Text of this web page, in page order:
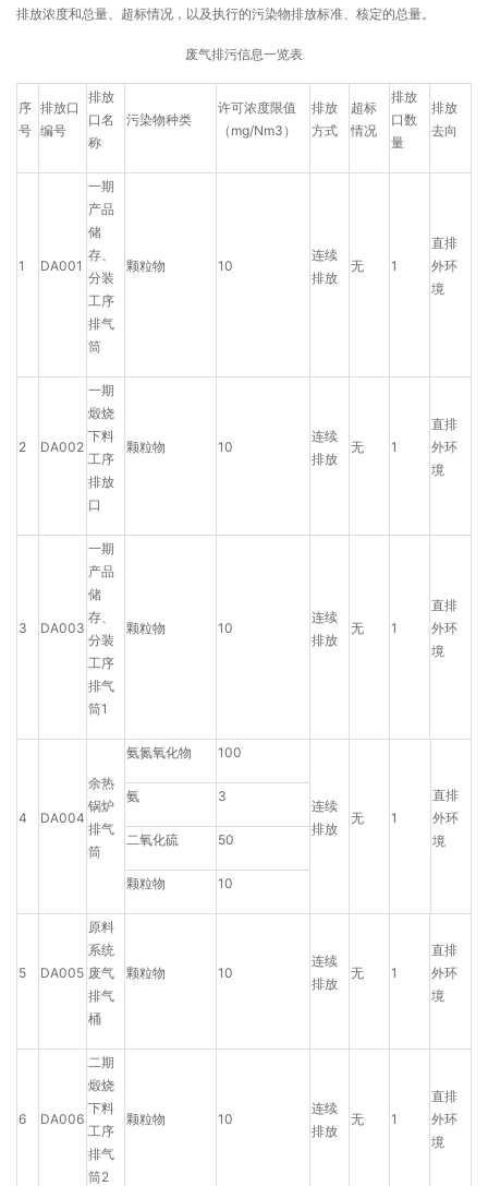
排放浓度和总量、超标情况，以及执行的污染物排放标准、核定的总量。
废气排污信息一览表
序
号
排放口
编号
排放
口名
称
污染物种类
许可浓度限值
（mg/Nm3）
排放
方式
超标
情况
排放
口数
量
排放
去向
1 DA001
一期
产品
储
存、
分装
工序
排气
筒
颗粒物 10
连续
排放
无 1
直排
外环
境
2 DA002
一期
煅烧
下料
工序
排放
口
颗粒物 10
连续
排放
无 1
直排
外环
境
3 DA003
一期
产品
储
存、
分装
工序
排气
筒1
颗粒物 10
连续
排放
无 1
直排
外环
境
4 DA004
余热
锅炉
排气
筒
氨氮氧化物 100
连续
排放
无 1
直排
外环
境
氨 3
二氧化硫 50
颗粒物 10
5 DA005
原料
系统
废气
排气
桶
颗粒物 10
连续
排放
无 1
直排
外环
境
6 DA006
二期
煅烧
下料
工序
排气
筒2
颗粒物 10
连续
排放
无 1
直排
外环
境